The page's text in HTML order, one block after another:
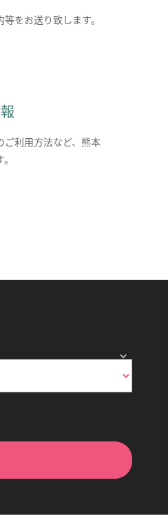
をお送り致します。
利用方法など、熊本